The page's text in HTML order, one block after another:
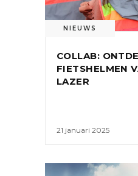
NIEUWS
COLLAB:
FIETSHELMEN
LAZER
21 januari 2025